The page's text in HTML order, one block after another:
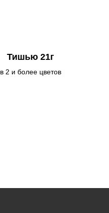
Тишью 21г
в 2 и более цветов